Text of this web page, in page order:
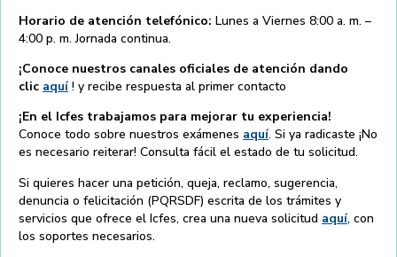
Horario de atención telefónico: Lunes a Viernes 8:00 a. m. –
4:00 p. m. Jornada continua.
¡Conoce nuestros canales oficiales de atención dando
clic aquí! y recibe respuesta al primer contacto
¡En el Icfes trabajamos para mejorar tu experiencia!
Conoce todo sobre nuestros exámenes aquí. Si ya radicaste ¡No
es necesario reiterar! Consulta fácil el estado de tu solicitud.
Si quieres hacer una petición, queja, reclamo, sugerencia,
denuncia o felicitación (PQRSDF) escrita de los trámites y
servicios que ofrece el Icfes, crea una nueva solicitud aquí, con
los soportes necesarios.